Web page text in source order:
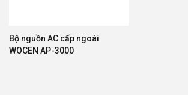
Bộ nguồn AC cấp ngoài
WOCEN AP-3000